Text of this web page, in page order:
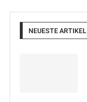
NEUESTE ARTIKEL